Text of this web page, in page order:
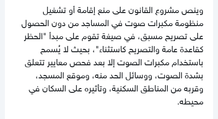
وينص مشروع القانون على منع إقامة أو تشغيل
منظومة مكبرات صوت في المساجد من دون الحصول
على تصريح مسبق، في صيغة تقوم على مبدأ "الحظر
كقاعدة عامة والتصريح كاستثناء"، بحيث لا يُسمح
باستخدام مكبرات الصوت إلا بعد فحص معايير تتعلق
بشدة الصوت، ووسائل الحد منه، وموقع المسجد،
وقربه من المناطق السكنية، وتأثيره على السكان في
محيطه.